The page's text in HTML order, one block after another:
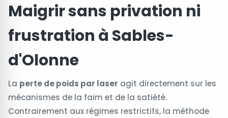
Maigrir sans privation ni
frustration à Sables-
d'Olonne
La perte de poids par laser agit directement sur les
mécanismes de la faim et de la satiété.
Contrairement aux régimes restrictifs, la méthode